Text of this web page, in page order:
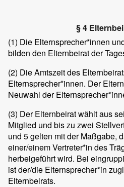
§ 4
(1) Die Elternsprecher*innen
bilden den Elternbeirat der
(2) Die Amtszeit des
Elternsprecher*innen. Der
Neuwahl der
(3) Der Elternbeirat wählt aus
Mitglied und bis zu zwei
und 5 gelten mit der Maßgabe,
einer/einem Vertreter*in des
herbeigeführt wird. Bei
ist der/die Elternsprecher*in
Elternbeirats.